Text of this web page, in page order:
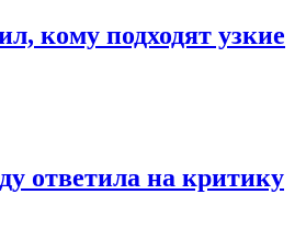
кому подходят узкие
ответила на критику